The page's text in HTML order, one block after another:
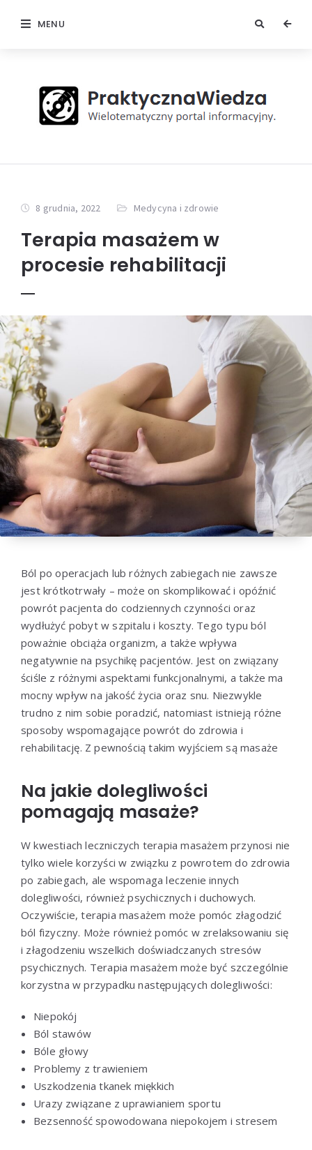
MENU
8 grudnia, 2022 Medycyna i zdrowie
Terapia masażem w
procesie rehabilitacji
Ból po operacjach lub różnych zabiegach nie zawsze
jest krótkotrwały – może on skomplikować i opóźnić
powrót pacjenta do codziennych czynności oraz
wydłużyć pobyt w szpitalu i koszty. Tego typu ból
poważnie obciąża organizm, a także wpływa
negatywnie na psychikę pacjentów. Jest on związany
ściśle z różnymi aspektami funkcjonalnymi, a także ma
mocny wpływ na jakość życia oraz snu. Niezwykle
trudno z nim sobie poradzić, natomiast istnieją różne
sposoby wspomagające powrót do zdrowia i
rehabilitację. Z pewnością takim wyjściem są masaże
Na jakie dolegliwości
pomagają masaże?
W kwestiach leczniczych terapia masażem przynosi nie
tylko wiele korzyści w związku z powrotem do zdrowia
po zabiegach, ale wspomaga leczenie innych
dolegliwości, również psychicznych i duchowych.
Oczywiście, terapia masażem może pomóc złagodzić
ból fizyczny. Może również pomóc w zrelaksowaniu się
i złagodzeniu wszelkich doświadczanych stresów
psychicznych. Terapia masażem może być szczególnie
korzystna w przypadku następujących dolegliwości:
Niepokój
Ból stawów
Bóle głowy
Problemy z trawieniem
Uszkodzenia tkanek miękkich
Urazy związane z uprawianiem sportu
Bezsenność spowodowana niepokojem i stresem